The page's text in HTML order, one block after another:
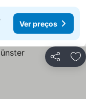
Ver preços
Partilhar